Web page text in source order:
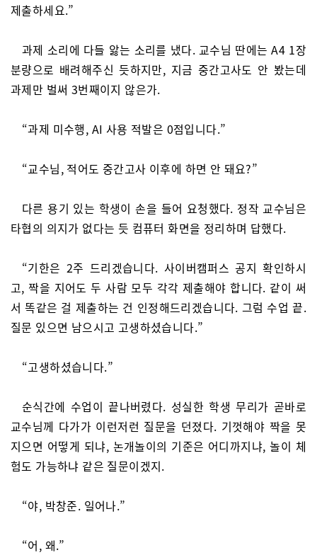
제출하세요.”
과제 소리에 다들 앓는 소리를 냈다. 교수님 딴에는 A4 1장
분량으로 배려해주신 듯하지만, 지금 중간고사도 안 봤는데
과제만 벌써 3번째이지 않은가.
“과제 미수행, AI 사용 적발은 0점입니다.”
“교수님, 적어도 중간고사 이후에 하면 안 돼요?”
다른 용기 있는 학생이 손을 들어 요청했다. 정작 교수님은
타협의 의지가 없다는 듯 컴퓨터 화면을 정리하며 답했다.
“기한은 2주 드리겠습니다. 사이버캠퍼스 공지 확인하시
고, 짝을 지어도 두 사람 모두 각각 제출해야 합니다. 같이 써
서 똑같은 걸 제출하는 건 인정해드리겠습니다. 그럼 수업 끝.
질문 있으면 남으시고 고생하셨습니다.”
“고생하셨습니다.”
순식간에 수업이 끝나버렸다. 성실한 학생 무리가 곧바로
교수님께 다가가 이런저런 질문을 던졌다. 기껏해야 짝을 못
지으면 어떻게 되냐, 논개놀이의 기준은 어디까지냐, 놀이 체
험도 가능하냐 같은 질문이겠지.
“야, 박창준. 일어나.”
“어, 왜.”